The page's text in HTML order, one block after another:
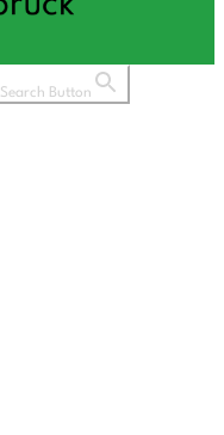
Search Button